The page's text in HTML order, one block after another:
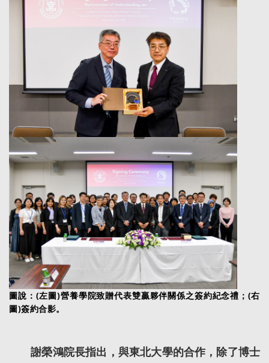
圖說：(左圖)營養學院致贈代表雙贏夥伴關係之簽約紀念禮；(右
圖)簽約合影。
謝榮鴻院長指出，與東北大學的合作，除了博士